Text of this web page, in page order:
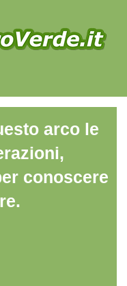
arco le
conoscere